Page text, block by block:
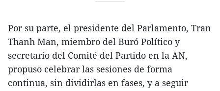
Por su parte, el presidente del Parlamento, Tran
Thanh Man, miembro del Buró Político y
secretario del Comité del Partido en la AN,
propuso celebrar las sesiones de forma
continua, sin dividirlas en fases, y a seguir